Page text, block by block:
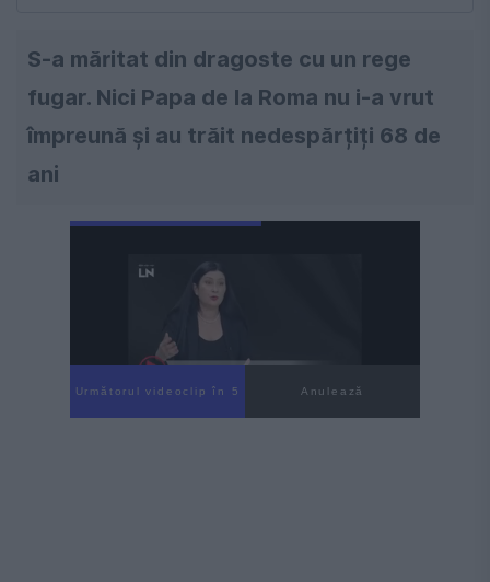
S-a măritat din dragoste cu un rege
fugar. Nici Papa de la Roma nu i-a vrut
împreună și au trăit nedespărțiți 68 de
ani
Următorul videoclip în 3 Anulează